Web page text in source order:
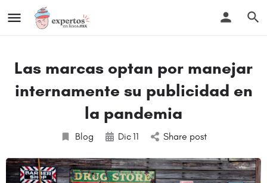
Las marcas optan por manejar
internamente su publicidad en
la pandemia
Blog Dic11 Share post